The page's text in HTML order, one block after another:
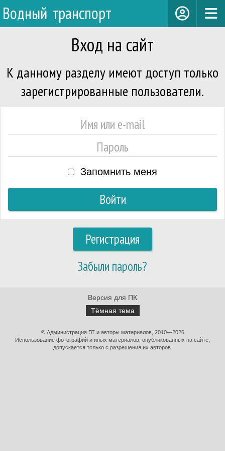
Водный транспорт
Вход на сайт
К данному разделу имеют доступ только
зарегистрированные пользователи.
Запомнить меня
Регистрация
Забыли пароль?
Версия для ПК
Тёмная тема
© Администрация ВТ и авторы материалов, 2010—2026
Использование фотографий и иных материалов, опубликованных на сайте,
допускается только с разрешения их авторов.